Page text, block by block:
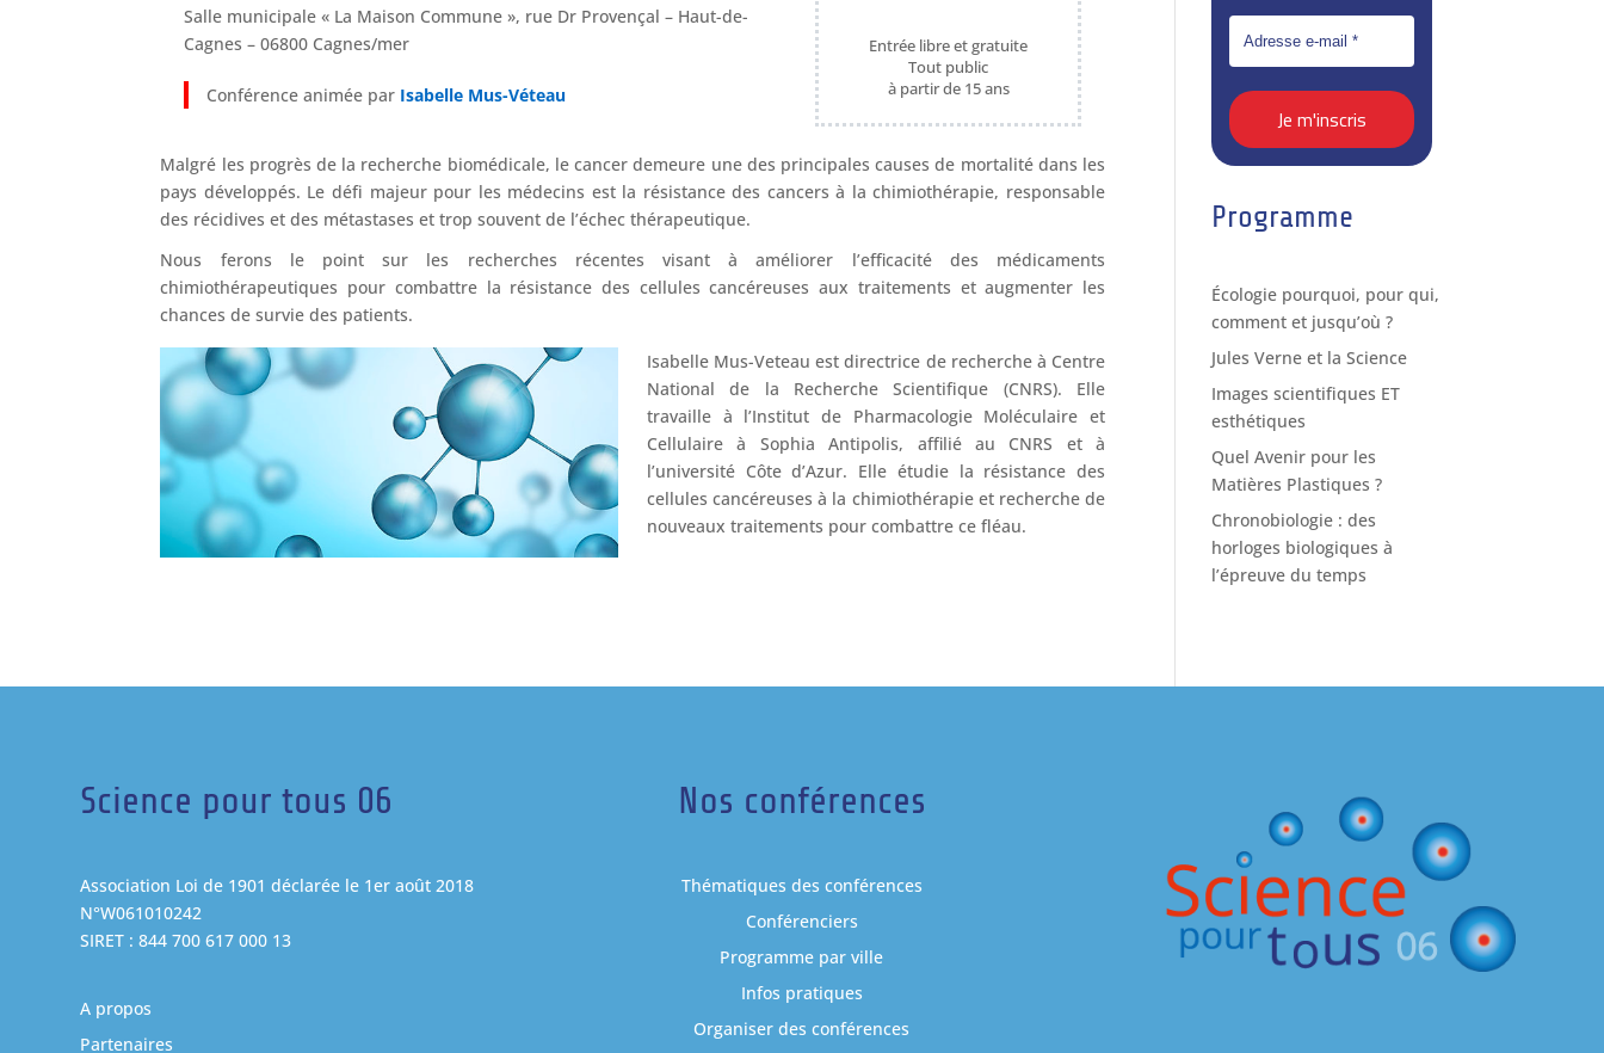
Salle municipale « La Maison Commune », rue Dr Provençal – Haut-de-
Cagnes – 06800 Cagnes/mer
Conférence animée par Isabelle Mus-Véteau
Entrée libre et gratuite
Tout public
à partir de 15 ans
Malgré les progrès de la recherche biomédicale, le cancer demeure une des principales causes de mortalité dans les
pays développés. Le défi majeur pour les médecins est la résistance des cancers à la chimiothérapie, responsable
des récidives et des métastases et trop souvent de l’échec thérapeutique.
Nous ferons le point sur les recherches récentes visant à améliorer l’efficacité des médicaments
chimiothérapeutiques pour combattre la résistance des cellules cancéreuses aux traitements et augmenter les
chances de survie des patients.
Isabelle Mus-Veteau est directrice de recherche à Centre
National de la Recherche Scientifique (CNRS). Elle
travaille à l’Institut de Pharmacologie Moléculaire et
Cellulaire à Sophia Antipolis, affilié au CNRS et à
l’université Côte d’Azur. Elle étudie la résistance des
cellules cancéreuses à la chimiothérapie et recherche de
nouveaux traitements pour combattre ce fléau.
Programme
Écologie pourquoi, pour qui,
comment et jusqu’où ?
Jules Verne et la Science
Images scientifiques ET
esthétiques
Quel Avenir pour les
Matières Plastiques ?
Chronobiologie : des
horloges biologiques à
l’épreuve du temps
Science pour tous 06
Association Loi de 1901 déclarée le 1er août 2018
N°W061010242
SIRET : 844 700 617 000 13
A propos
Partenaires
Nos conférences
Thématiques des conférences
Conférenciers
Programme par ville
Infos pratiques
Organiser des conférences